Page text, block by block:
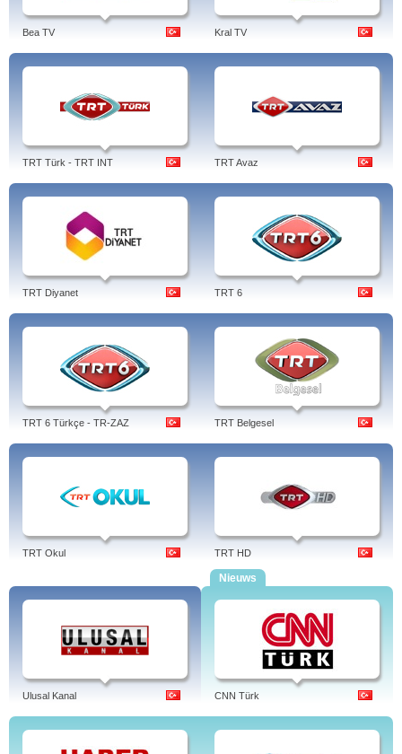
Bea TV Kral TV
TRT Türk - TRT INT TRT Avaz
TRT Diyanet TRT 6
TRT 6 Türkçe - TR-ZAZ TRT Belgesel
TRT Okul TRT HD
Ulusal Kanal
Nieuws
CNN Türk